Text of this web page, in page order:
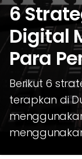
6
Digital
Para
Berikut 6
terapkan di